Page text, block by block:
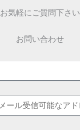
お気軽にご質問下さい
お問い合わせ